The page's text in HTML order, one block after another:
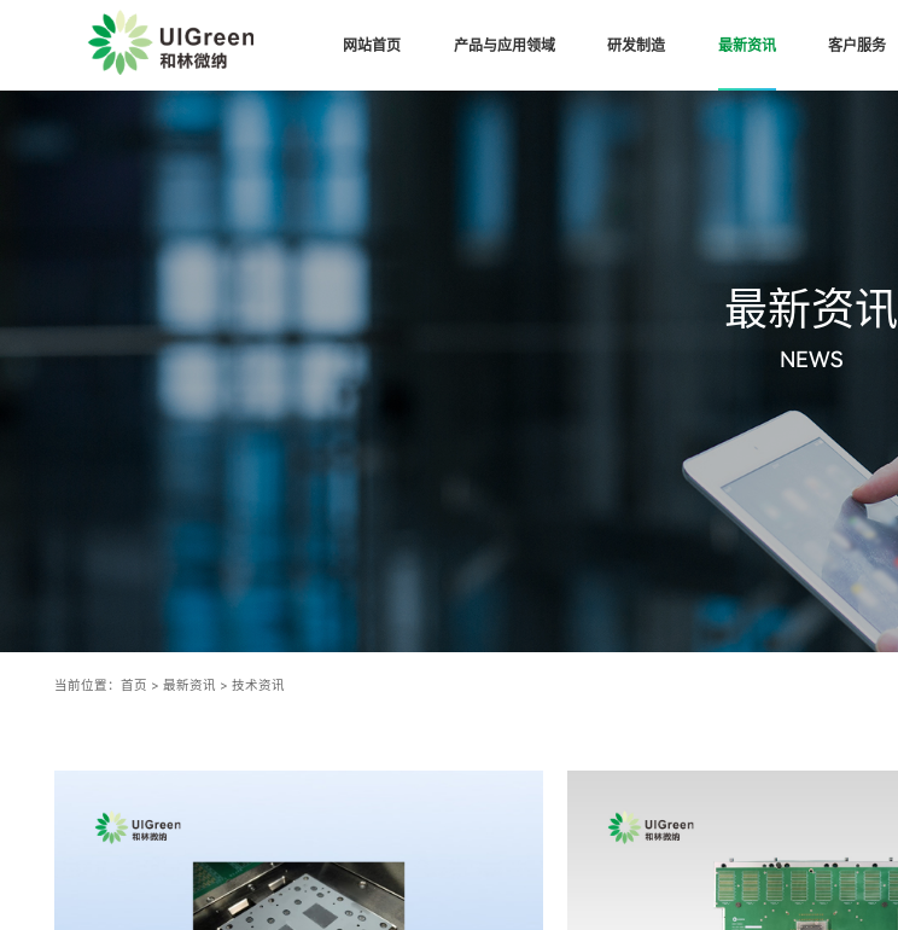
网站首页 产品与应用领域 研发制造 最新资讯 客户服务
最新资讯
NEWS
当前位置： 首页 > 最新资讯 > 技术资讯